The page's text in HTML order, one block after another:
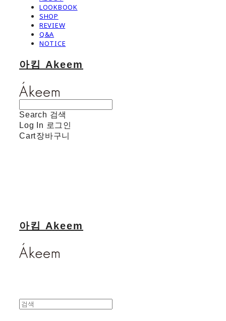
LOOKBOOK
SHOP
REVIEW
Q&A
NOTICE
아킴 Akeem
Search 검색
Log In 로그인
Cart장바구니
아킴 Akeem